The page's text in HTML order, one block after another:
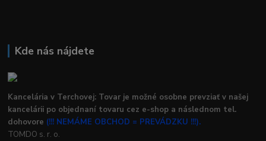
Kde nás nájdete
Kancelária v Terchovej: Tovar je možné osobne prevziať v našej
kancelárii po objednaní tovaru cez e-shop a následnom tel.
dohovore (!!! NEMÁME OBCHOD = PREVÁDZKU !!!).
TOMDO s. r. o.